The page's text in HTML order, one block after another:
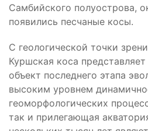
Самбийского полуострова,
появились песчаные косы.
С геологической точки
Куршская коса
объект последнего этапа
высоким уровнем
геоморфологических
так и прилегающая